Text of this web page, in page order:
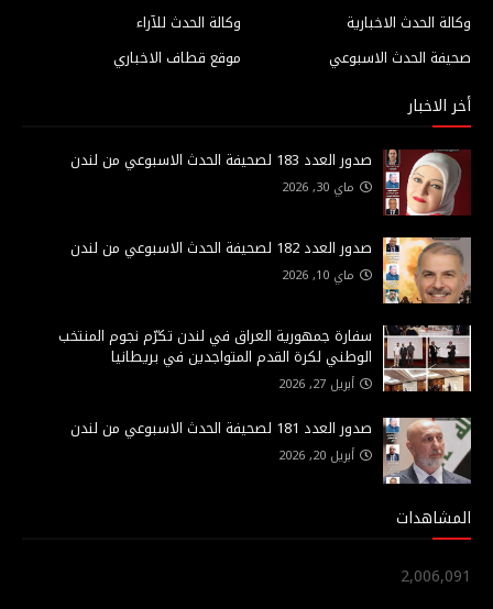
وكالة الحدث للآراء
وكالة الحدث الاخبارية
موقع قطاف الاخباري
صحيفة الحدث الاسبوعي
أخر الاخبار
صدور العدد 183 لصحيفة الحدث الاسبوعي من لندن
ماي 30, 2026
صدور العدد 182 لصحيفة الحدث الاسبوعي من لندن
ماي 10, 2026
سفارة جمهورية العراق في لندن تكرّم نجوم المنتخب
الوطني لكرة القدم المتواجدين في بريطانيا
أبريل 27, 2026
صدور العدد 181 لصحيفة الحدث الاسبوعي من لندن
أبريل 20, 2026
المشاهدات
2,006,091